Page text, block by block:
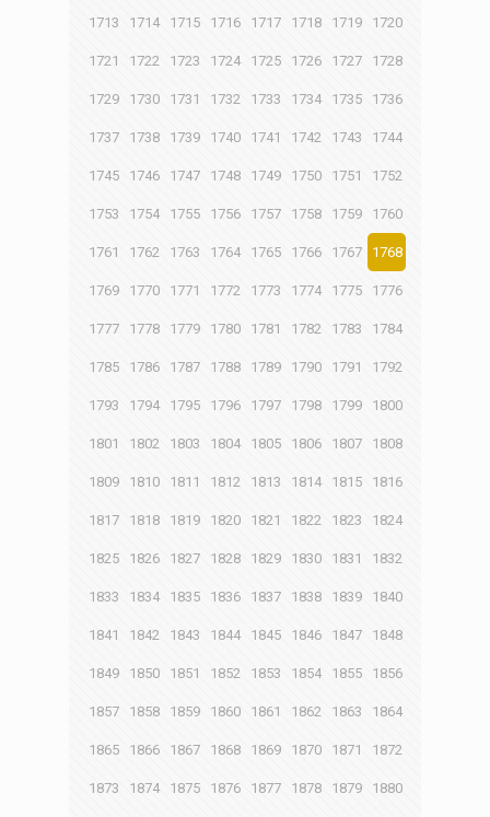
1713 1714 1715 1716 1717 1718 1719 1720
1721 1722 1723 1724 1725 1726 1727 1728
1729 1730 1731 1732 1733 1734 1735 1736
1737 1738 1739 1740 1741 1742 1743 1744
1745 1746 1747 1748 1749 1750 1751 1752
1753 1754 1755 1756 1757 1758 1759 1760
1761 1762 1763 1764 1765 1766 1767 1768
1769 1770 1771 1772 1773 1774 1775 1776
1777 1778 1779 1780 1781 1782 1783 1784
1785 1786 1787 1788 1789 1790 1791 1792
1793 1794 1795 1796 1797 1798 1799 1800
1801 1802 1803 1804 1805 1806 1807 1808
1809 1810 1811 1812 1813 1814 1815 1816
1817 1818 1819 1820 1821 1822 1823 1824
1825 1826 1827 1828 1829 1830 1831 1832
1833 1834 1835 1836 1837 1838 1839 1840
1841 1842 1843 1844 1845 1846 1847 1848
1849 1850 1851 1852 1853 1854 1855 1856
1857 1858 1859 1860 1861 1862 1863 1864
1865 1866 1867 1868 1869 1870 1871 1872
1873 1874 1875 1876 1877 1878 1879 1880